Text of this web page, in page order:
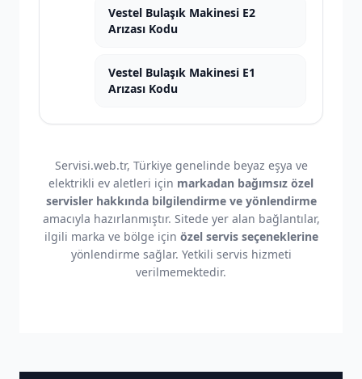
Vestel Bulaşık Makinesi E2
Arızası Kodu
Vestel Bulaşık Makinesi E1
Arızası Kodu
Servisi.web.tr, Türkiye genelinde beyaz eşya ve
elektrikli ev aletleri için markadan bağımsız özel
servisler hakkında bilgilendirme ve yönlendirme
amacıyla hazırlanmıştır. Sitede yer alan bağlantılar,
ilgili marka ve bölge için özel servis seçeneklerine
yönlendirme sağlar. Yetkili servis hizmeti
verilmemektedir.